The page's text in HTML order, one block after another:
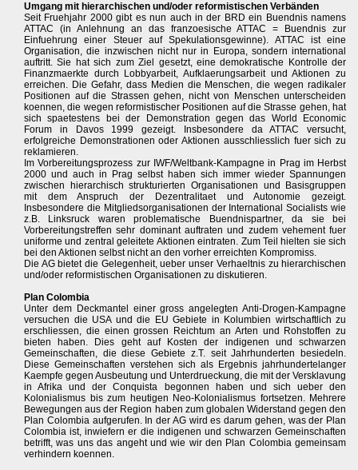
Umgang mit hierarchischen und/oder reformistischen Verbänden
Seit Fruehjahr 2000 gibt es nun auch in der BRD ein Buendnis namens
ATTAC (in Anlehnung an das franzoesische ATTAC = Buendnis zur
Einfuehrung einer Steuer auf Spekulationsgewinne). ATTAC ist eine
Organisation, die inzwischen nicht nur in Europa, sondern international
auftritt. Sie hat sich zum Ziel gesetzt, eine demokratische Kontrolle der
Finanzmaerkte durch Lobbyarbeit, Aufklaerungsarbeit und Aktionen zu
erreichen. Die Gefahr, dass Medien die Menschen, die wegen radikaler
Positionen auf die Strassen gehen, nicht von Menschen unterscheiden
koennen, die wegen reformistischer Positionen auf die Strasse gehen, hat
sich spaetestens bei der Demonstration gegen das World Economic
Forum in Davos 1999 gezeigt. Insbesondere da ATTAC versucht,
erfolgreiche Demonstrationen oder Aktionen ausschliesslich fuer sich zu
reklamieren.
Im Vorbereitungsprozess zur IWF/Weltbank-Kampagne in Prag im Herbst
2000 und auch in Prag selbst haben sich immer wieder Spannungen
zwischen hierarchisch strukturierten Organisationen und Basisgruppen
mit dem Anspruch der Dezentralitaet und Autonomie gezeigt.
Insbesondere die Mitgliedsorganisationen der International Socialists wie
z.B. Linksruck waren problematische Buendnispartner, da sie bei
Vorbereitungstreffen sehr dominant auftraten und zudem vehement fuer
uniforme und zentral geleitete Aktionen eintraten. Zum Teil hielten sie sich
bei den Aktionen selbst nicht an den vorher erreichten Kompromiss.
Die AG bietet die Gelegenheit, ueber unser Verhaeltnis zu hierarchischen
und/oder reformistischen Organisationen zu diskutieren.
Plan Colombia
Unter dem Deckmantel einer gross angelegten Anti-Drogen-Kampagne
versuchen die USA und die EU Gebiete in Kolumbien wirtschaftlich zu
erschliessen, die einen grossen Reichtum an Arten und Rohstoffen zu
bieten haben. Dies geht auf Kosten der indigenen und schwarzen
Gemeinschaften, die diese Gebiete z.T. seit Jahrhunderten besiedeln.
Diese Gemeinschaften verstehen sich als Ergebnis jahrhundertelanger
Kaempfe gegen Ausbeutung und Unterdrueckung, die mit der Versklavung
in Afrika und der Conquista begonnen haben und sich ueber den
Kolonialismus bis zum heutigen Neo-Kolonialismus fortsetzen. Mehrere
Bewegungen aus der Region haben zum globalen Widerstand gegen den
Plan Colombia aufgerufen. In der AG wird es darum gehen, was der Plan
Colombia ist, inwiefern er die indigenen und schwarzen Gemeinschaften
betrifft, was uns das angeht und wie wir den Plan Colombia gemeinsam
verhindern koennen.